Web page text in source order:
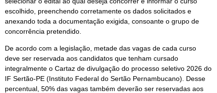
escolhido, preenchendo corretamente os dados solicitados e
anexando toda a documentação exigida, consoante o grupo de
concorrência pretendido.
De acordo com a legislação, metade das vagas de cada curso
deve ser reservada aos candidatos que tenham cursado
integralmente o Cartaz de divulgação do processo seletivo 2026 do
IF Sertão-PE (Instituto Federal do Sertão Pernambucano). Desse
percentual, 50% das vagas também deverão ser reservadas aos